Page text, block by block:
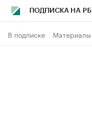
ПОДПИСКА НА
В подписке Материалы